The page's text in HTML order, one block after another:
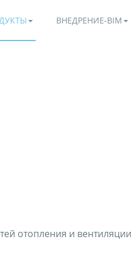
ВНЕДРЕНИЕ-BIM
отопления и